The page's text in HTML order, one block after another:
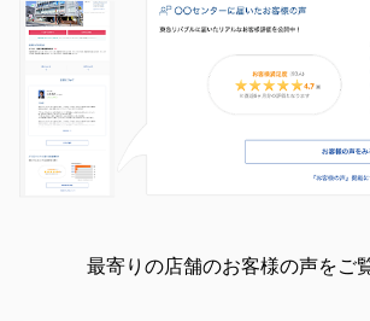
最寄りの店舗のお客様の声をご